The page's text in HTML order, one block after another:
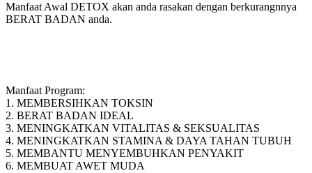
Manfaat Awal DETOX akan anda rasakan dengan berkurangnnya
BERAT BADAN anda.
Manfaat Program:
1. MEMBERSIHKAN TOKSIN
2. BERAT BADAN IDEAL
3. MENINGKATKAN VITALITAS & SEKSUALITAS
4. MENINGKATKAN STAMINA & DAYA TAHAN TUBUH
5. MEMBANTU MENYEMBUHKAN PENYAKIT
6. MEMBUAT AWET MUDA